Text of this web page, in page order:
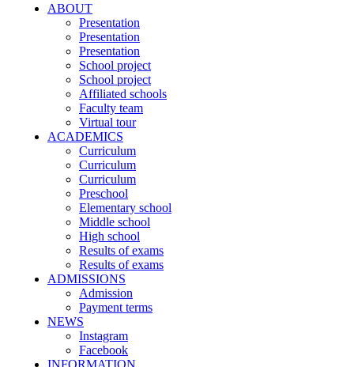
ABOUT
Presentation
Presentation
Presentation
School project
School project
Affiliated schools
Faculty team
Virtual tour
ACADEMICS
Curriculum
Curriculum
Curriculum
Preschool
Elementary school
Middle school
High school
Results of exams
Results of exams
ADMISSIONS
Admission
Payment terms
NEWS
Instagram
Facebook
INFORMATION